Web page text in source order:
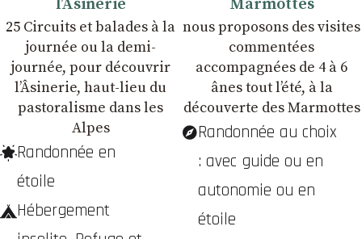
l’Âsinerie
25 Circuits et balades à la
journée ou la demi-
journée, pour découvrir
lʼÂsinerie, haut-lieu du
pastoralisme dans les
Alpes
Randonnée en
étoile
Hébergement
Marmottes
nous proposons des visites
commentées
accompagnées de 4 à 6
ânes tout lʼété, à la
découverte des Marmottes
Randonnée au choix
: avec guide ou en
autonomie ou en
étoile